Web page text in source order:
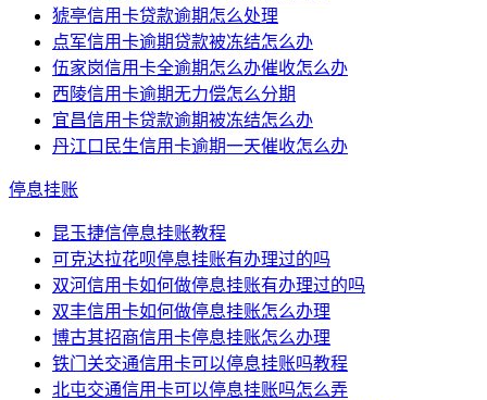
猇亭信用卡贷款逾期怎么处理
点军信用卡逾期贷款被冻结怎么办
伍家岗信用卡全逾期怎么办催收怎么办
西陵信用卡逾期无力偿怎么分期
宜昌信用卡贷款逾期被冻结怎么办
丹江口民生信用卡逾期一天催收怎么办
停息挂账
昆玉捷信停息挂账教程
可克达拉花呗停息挂账有办理过的吗
双河信用卡如何做停息挂账有办理过的吗
双丰信用卡如何做停息挂账怎么办理
博古其招商信用卡停息挂账怎么办理
铁门关交通信用卡可以停息挂账吗教程
北屯交通信用卡可以停息挂账吗怎么弄